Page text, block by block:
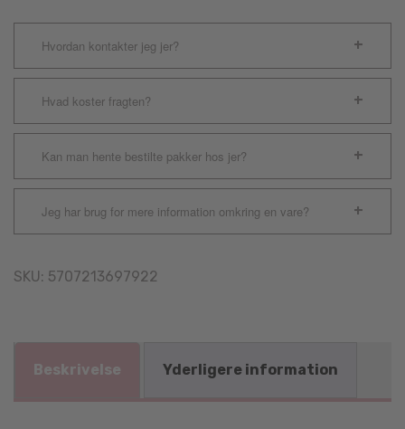
Hvordan kontakter jeg jer?
Hvad koster fragten?
Kan man hente bestilte pakker hos jer?
Jeg har brug for mere information omkring en vare?
SKU: 5707213697922
Beskrivelse Yderligere information